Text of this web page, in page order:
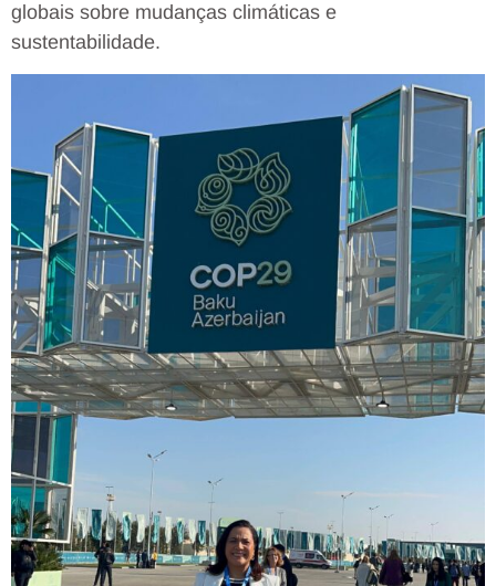
globais sobre mudanças climáticas e
sustentabilidade.